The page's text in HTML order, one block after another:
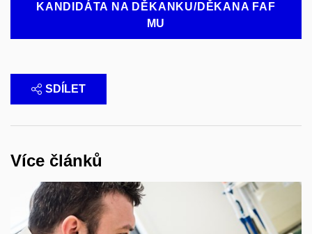
KANDIDÁTA NA DĚKANKU/DĚKANA FAF
MU
SDÍLET
Více článků